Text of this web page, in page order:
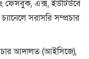
ফেসবুক, এক্স, ইউটিউবে
সরাসরি সম্প্রচার
আদালত (আইসিজে),